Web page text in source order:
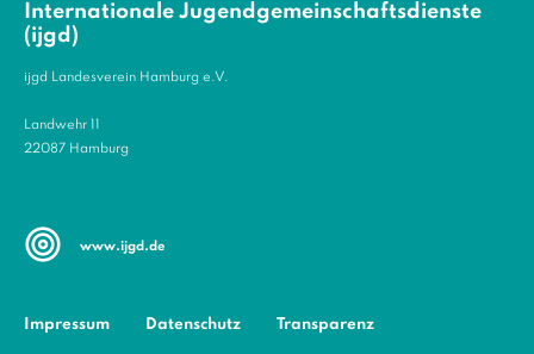
Internationale Jugendgemeinschaftsdienste
(ijgd)
ijgd Landesverein Hamburg e.V.
Landwehr 11
22087 Hamburg
www.ijgd.de
Impressum Datenschutz Transparenz